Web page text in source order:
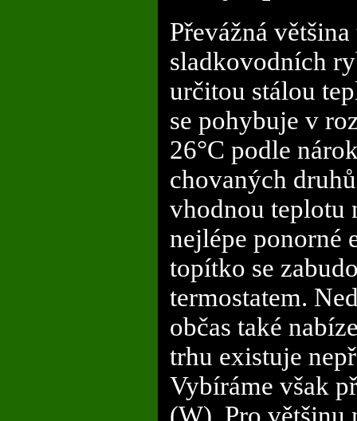
Převážná
sladkovodních
určitou stálou
se pohybuje v
26°C podle
chovaných
vhodnou teplotu
nejlépe ponorné
topítko se
termostatem.
občas také
trhu existuje
Vybíráme však